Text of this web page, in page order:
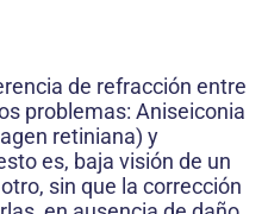
de refracción entre
problemas: Aniseiconia
retiniana) y
es, baja visión de un
sin que la corrección